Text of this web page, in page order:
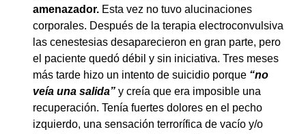
amenazador. Esta vez no tuvo alucinaciones
corporales. Después de la terapia electroconvulsiva
las cenestesias desaparecieron en gran parte, pero
el paciente quedó débil y sin iniciativa. Tres meses
más tarde hizo un intento de suicidio porque “no
veía una salida” y creía que era imposible una
recuperación. Tenía fuertes dolores en el pecho
izquierdo, una sensación terrorífica de vacío y/o